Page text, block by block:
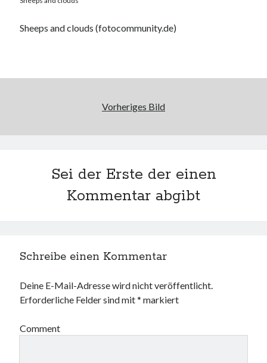
PublicEye
Sheeps and clouds (fotocommunity.de)
Vorheriges Bild
Sei der Erste der einen
Kommentar abgibt
Schreibe einen Kommentar
Deine E-Mail-Adresse wird nicht veröffentlicht.
Erforderliche Felder sind mit* markiert
Comment